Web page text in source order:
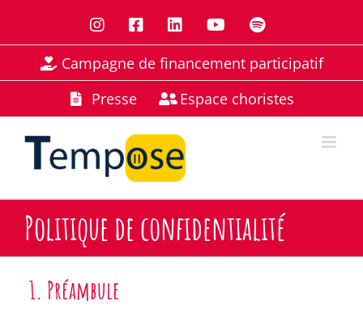
contenu
InstagramFacebookLinkedInYouTubeSpotify
Campagne de financement participatif
Presse
Espace choristes
Politique de confidentialité
1. Préambule